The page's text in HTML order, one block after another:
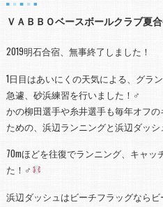
ＶＡＢＢＯベースボールクラブ夏
2019明石合宿、無事終了しました！
1日目はあいにくの天気による、グラ
急遽、砂浜練習を行いました！ ‍♂️
かの柳田選手や糸井選手も毎年オフ
ための、浜辺ランニングと浜辺ダッシ
70mほどを往復でランニング、キャ
た！ ‍♂️
浜辺ダッシュはビーチフラッグならビ